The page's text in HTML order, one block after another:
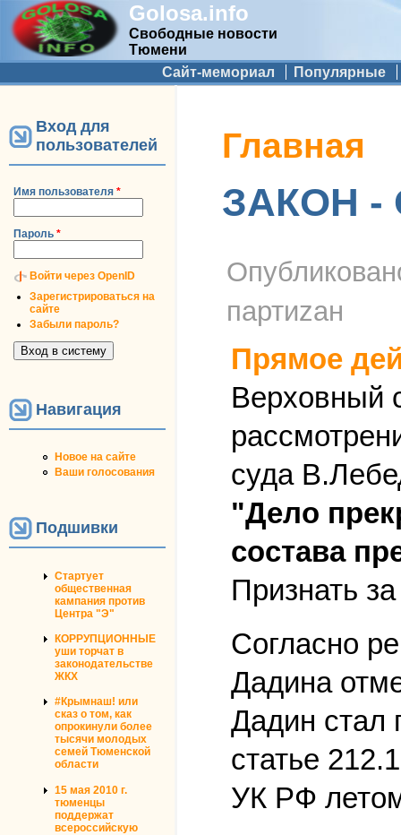
Golosa.info
Свободные новости
Тюмени
Дополнительное меню
Сайт-мемориал Популярные
Вход для
пользователей
Имя пользователя *
Пароль *
Войти через OpenID
Зарегистрироваться на
сайте
Забыли пароль?
Навигация
Новое на сайте
Ваши голосования
Подшивки
Стартует
общественная
кампания против
Центра "Э"
КОРРУПЦИОННЫЕ
уши торчат в
законодательстве
ЖКХ
#Крымнаш! или
сказ о том, как
опрокинули более
тысячи молодых
семей Тюменской
области
15 мая 2010 г.
тюменцы
поддержат
всероссийскую
Вы здесь
Главная
ЗАКОН
партиzан
Прямое
Верховный
суда
"Дело
состава
Признать
Согласно
Дадина
Дадин
статье
УК РФ